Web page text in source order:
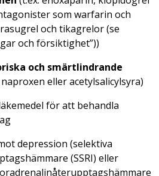
som warfarin och
och tikagrelor (se
och försiktighet”))
och smärtlindrande
naproxen eller acetylsalicylsyra)
för att behandla
depression (selektiva
(SSRI) eller